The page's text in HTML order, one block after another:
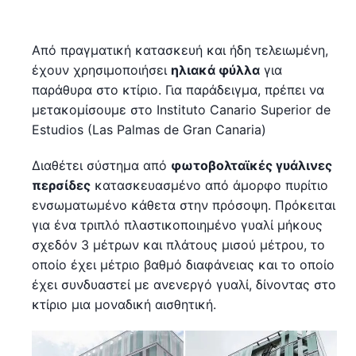
Από πραγματική κατασκευή και ήδη τελειωμένη,
έχουν χρησιμοποιήσει ηλιακά φύλλα για
παράθυρα στο κτίριο. Για παράδειγμα, πρέπει να
μετακομίσουμε στο Instituto Canario Superior de
Estudios (Las Palmas de Gran Canaria)
Διαθέτει σύστημα από φωτοβολταϊκές γυάλινες
περσίδες κατασκευασμένο από άμορφο πυρίτιο
ενσωματωμένο κάθετα στην πρόσοψη. Πρόκειται
για ένα τριπλό πλαστικοποιημένο γυαλί μήκους
σχεδόν 3 μέτρων και πλάτους μισού μέτρου, το
οποίο έχει μέτριο βαθμό διαφάνειας και το οποίο
έχει συνδυαστεί με ανενεργό γυαλί, δίνοντας στο
κτίριο μια μοναδική αισθητική.